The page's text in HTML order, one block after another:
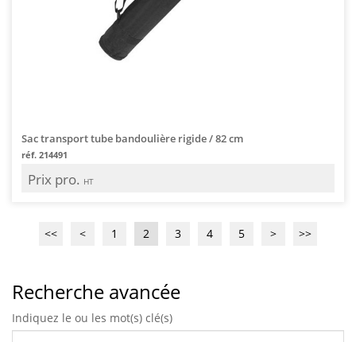
Sac transport tube bandoulière rigide / 82 cm
réf. 214491
Prix pro. HT
<< < 1 2 3 4 5 > >>
Recherche avancée
Indiquez le ou les mot(s) clé(s)